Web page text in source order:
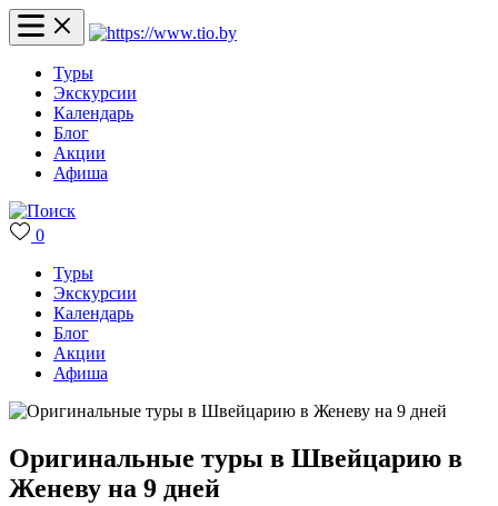
Туры
Экскурсии
Календарь
Блог
Акции
Афиша
0
Туры
Экскурсии
Календарь
Блог
Акции
Афиша
Оригинальные туры в Швейцарию в
Женеву на 9 дней